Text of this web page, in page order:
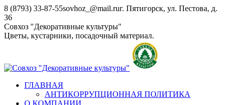
Перейти
к
содержанию
8 (8793) 33-87-55sovhoz_@mail.ruг. Пятигорск, ул. Пестова, д.
36
Совхоз "Декоративные культуры"
Цветы, кустарники, посадочный материал.
ГЛАВНАЯ
АНТИКОРРУПЦИОННАЯ ПОЛИТИКА
О КОМПАНИИ